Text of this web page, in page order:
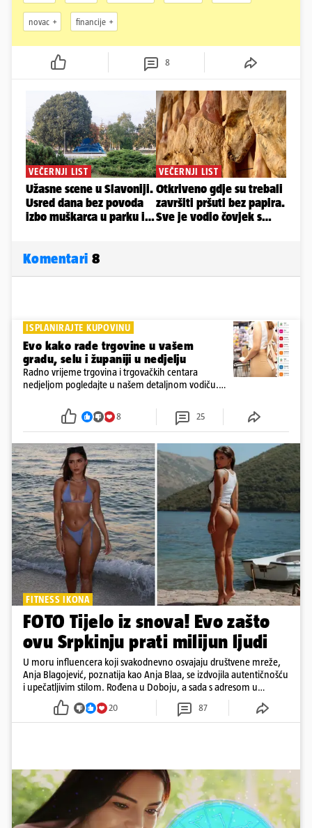
novac financije
8
Komentari 8
ISPLANIRAJTE KUPOVINU
Evo kako rade trgovine u vašem
gradu, selu i županiji u nedjelju
Radno vrijeme trgovina i trgovačkih centara
nedjeljom pogledajte u našem detaljnom vodiču.
i šoping centri sami biraju koje će to nedjelje biti
8 25
FITNESS IKONA
FOTO Tijelo iz snova! Evo zašto
ovu Srpkinju prati milijun ljudi
U moru influencera koji svakodnevno osvajaju društvene mreže,
Anja Blagojević, poznatija kao Anja Blaa, se izdvojila autentičnošću
i upečatljivim stilom. Rođena u Doboju, a sada s adresom u
Dubaiju, Anja je spoj glamura, discipline i mladenačke energije
20 87